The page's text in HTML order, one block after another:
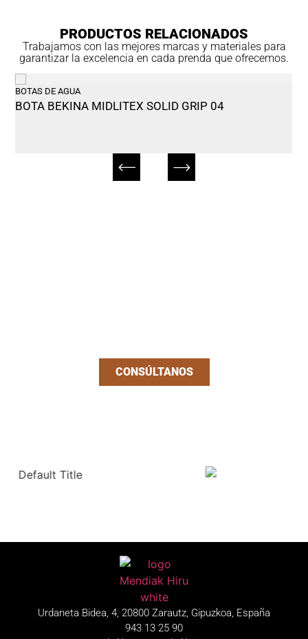
PRODUCTOS RELACIONADOS
Trabajamos con las mejores marcas y materiales para
garantizar la excelencia en cada prenda que ofrecemos.
BOTAS DE AGUA
BOTA BEKINA MIDLITEX SOLID GRIP 04
CONSÚLTANOS
Urdaneta Bidea, 4, 20800 Zarautz, Gipuzkoa, España
943 13 25 90